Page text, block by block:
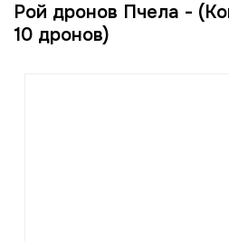
Рой дронов Пчела -
10 дронов)